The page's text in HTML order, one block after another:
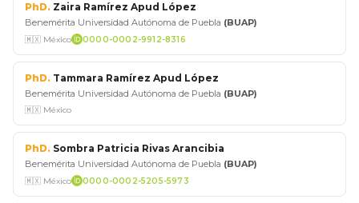
PhD. Zaira Ramírez Apud López
Benemérita Universidad Autónoma de Puebla (BUAP)
🇲🇽 México 0000-0002-9912-8316
PhD. Tammara Ramírez Apud López
Benemérita Universidad Autónoma de Puebla (BUAP)
🇲🇽 México
PhD. Sombra Patricia Rivas Arancibia
Benemérita Universidad Autónoma de Puebla (BUAP)
🇲🇽 México 0000-0002-5205-5973